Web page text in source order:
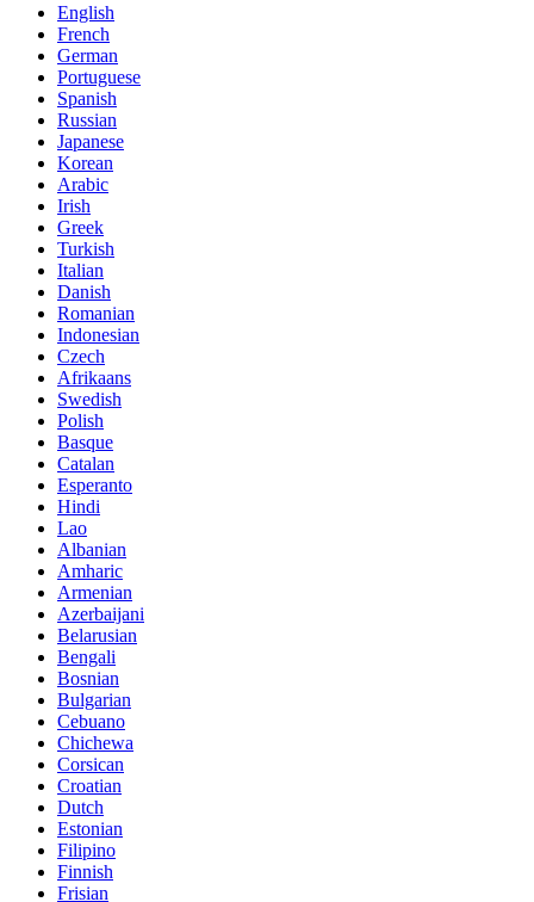
English
French
German
Portuguese
Spanish
Russian
Japanese
Korean
Arabic
Irish
Greek
Turkish
Italian
Danish
Romanian
Indonesian
Czech
Afrikaans
Swedish
Polish
Basque
Catalan
Esperanto
Hindi
Lao
Albanian
Amharic
Armenian
Azerbaijani
Belarusian
Bengali
Bosnian
Bulgarian
Cebuano
Chichewa
Corsican
Croatian
Dutch
Estonian
Filipino
Finnish
Frisian